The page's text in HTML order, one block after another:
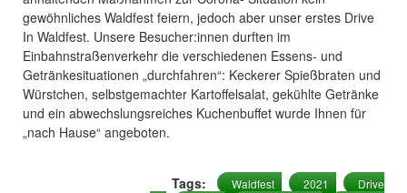
gewöhnliches Waldfest feiern, jedoch aber unser erstes Drive
In Waldfest. Unsere Besucher:innen durften im
Einbahnstraßenverkehr die verschiedenen Essens- und
Getränkesituationen „durchfahren“: Keckerer Spießbraten und
Würstchen, selbstgemachter Kartoffelsalat, gekühlte Getränke
und ein abwechslungsreiches Kuchenbuffet wurde Ihnen für
„nach Hause“ angeboten.
Tags: Waldfest 2021
Drive